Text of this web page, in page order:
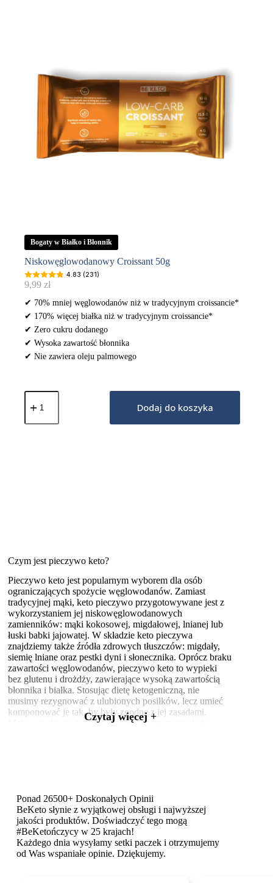
Bogaty w Białko i Błonnik
Niskowęglowodanowy Croissant 50g
4.83 (231)
9,99 zł
✔ 70% mniej węglowodanów niż w tradycyjnym croissancie*
✔ 170% więcej białka niż w tradycyjnym croissancie*
✔ Zero cukru dodanego
✔ Wysoka zawartość błonnika
✔ Nie zawiera oleju palmowego
ilość
Niskowęglowodanowy
50g
Dodaj do koszyka
Czym jest pieczywo keto?
Pieczywo keto jest popularnym wyborem dla osób
ograniczających spożycie węglowodanów. Zamiast
tradycyjnej mąki, keto pieczywo przygotowywane jest z
wykorzystaniem jej niskowęglowodanowych
zamienników: mąki kokosowej, migdałowej, lnianej lub
łuski babki jajowatej. W składzie keto pieczywa
znajdziemy także źródła zdrowych tłuszczów: migdały,
siemię lniane oraz pestki dyni i słonecznika. Oprócz braku
zawartości węglowodanów, pieczywo keto to wypieki
bez glutenu i drożdży, zawierające wysoką zawartością
błonnika i białka. Stosując dietę ketogeniczną, nie
musimy rezygnować z ulubionych posiłków, lecz umieć
komponować je tak, by były zgodne z jej zasadami.
Mając wiedzę na temat szerokiego asortymentu keto
Na diecie ketogenicznej istnieje możliwość spożywania
różnorodnych rodzajów pieczywa, o ile jest ono
przygotowane z odpowiednich składników
niskowęglowodanowych. Stosując dietę keto i nie chcąc
rezygnować z pieczywa, należy wybierać wypieki
bazujące na mąkach o niskiej zawartości węglowodanów,
takich jak migdałowa. Na obecnym rynku keto pieczywo
Czytaj więcej +
Ponad 26500+ Doskonałych Opinii
BeKeto słynie z wyjątkowej obsługi i najwyższej
jakości produktów. Doświadczyć tego mogą
#BeKetończycy w 25 krajach!
Każdego dnia wysyłamy setki paczek i otrzymujemy
od Was wspaniałe opinie. Dziękujemy.